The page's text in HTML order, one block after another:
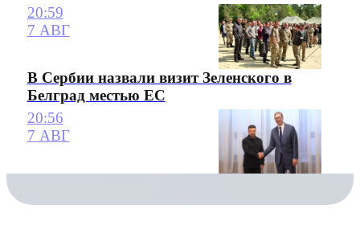
20:59
7 АВГ
В Сербии назвали визит Зеленского в
Белград местью ЕС
20:56
7 АВГ